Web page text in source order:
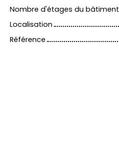
Nombre d'étages du bâtiment
Localisation
Référence